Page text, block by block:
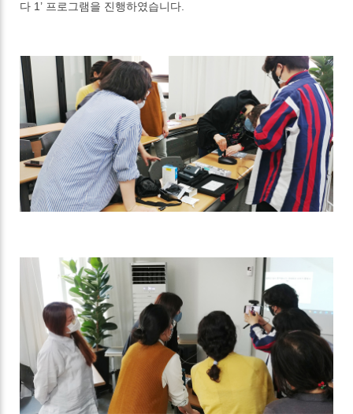
다 1’ 프로그램을 진행하였습니다.